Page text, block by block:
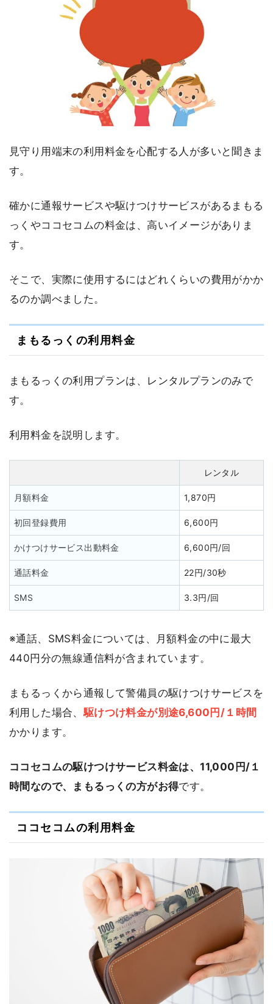
見守り用端末の利用料金を心配する人が多いと聞きま
す。
確かに通報サービスや駆けつけサービスがあるまもる
っくやココセコムの料金は、高いイメージがありま
す。
そこで、実際に使用するにはどれくらいの費用がかか
るのか調べました。
まもるっくの利用料金
まもるっくの利用プランは、レンタルプランのみで
す。
利用料金を説明します。
レンタル
月額料金 1,870円
初回登録費用 6,600円
かけつけサービス出動料金 6,600円/回
通話料金 22円/30秒
SMS 3.3円/回
※通話、SMS料金については、月額料金の中に最大
440円分の無線通信料が含まれています。
まもるっくから通報して警備員の駆けつけサービスを
利用した場合、 駆けつけ料金が別途6,600円/１時間
かかります。
ココセコムの駆けつけサービス料金は、11,000円/１
時間なので、まもるっくの方がお得です。
ココセコムの利用料金